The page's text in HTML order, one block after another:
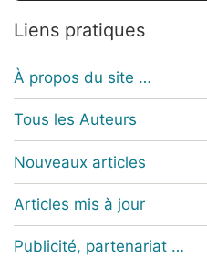
Liens pratiques
À propos du site …
Tous les Auteurs
Nouveaux articles
Articles mis à jour
Publicité, partenariat …